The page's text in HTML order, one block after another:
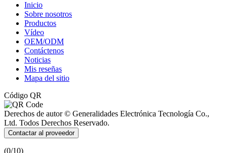
Inicio
Sobre nosotros
Productos
Vídeo
OEM/ODM
Contáctenos
Noticias
Mis reseñas
Mapa del sitio
Código QR
Derechos de autor © Generalidades Electrónica Tecnología Co.,
Ltd. Todos Derechos Reservado.
Contactar al proveedor
(0/10)